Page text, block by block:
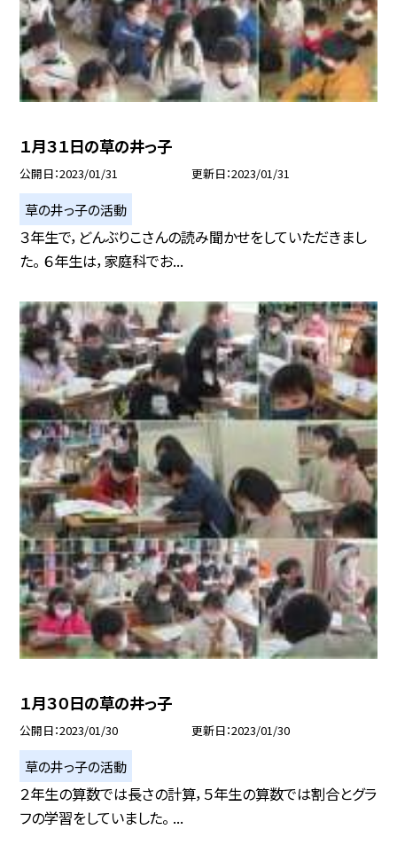
１月３１日の草の井っ子
公開日 2023/01/31 更新日 2023/01/31
草の井っ子の活動
３年生で，どんぶりこさんの読み聞かせをしていただきまし
た。 ６年生は，家庭科でお...
１月３０日の草の井っ子
公開日 2023/01/30 更新日 2023/01/30
草の井っ子の活動
２年生の算数では長さの計算，５年生の算数では割合とグラ
フの学習をしていました。 ...